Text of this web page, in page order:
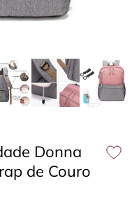
Donna
de Couro